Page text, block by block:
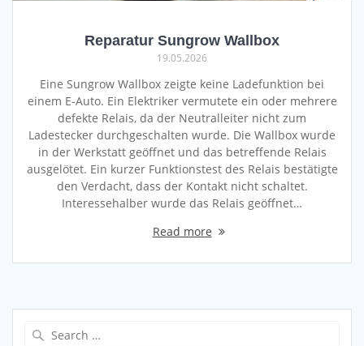
Reparatur Sungrow Wallbox
19.05.2026
Eine Sungrow Wallbox zeigte keine Ladefunktion bei
einem E-Auto. Ein Elektriker vermutete ein oder mehrere
defekte Relais, da der Neutralleiter nicht zum
Ladestecker durchgeschalten wurde. Die Wallbox wurde
in der Werkstatt geöffnet und das betreffende Relais
ausgelötet. Ein kurzer Funktionstest des Relais bestätigte
den Verdacht, dass der Kontakt nicht schaltet.
Interessehalber wurde das Relais geöffnet…
Read more